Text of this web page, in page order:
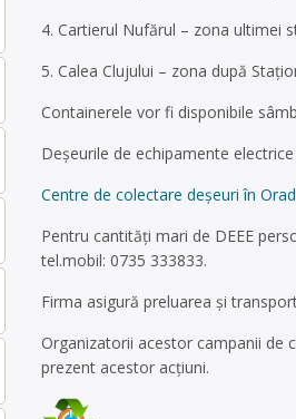
4. Cartierul Nufărul – zona ultimei
5. Calea Clujului – zona după
Containerele vor fi disponibile
Deşeurile de echipamente
Centre de colectare deşeuri în
Pentru cantităţi mari de DEEE
tel.mobil: 0735 333833.
Firma asigură preluarea şi
Organizatorii acestor campanii de
prezent acestor acţiuni.